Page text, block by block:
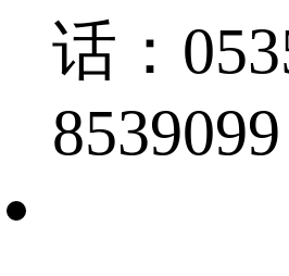
话：
8539099